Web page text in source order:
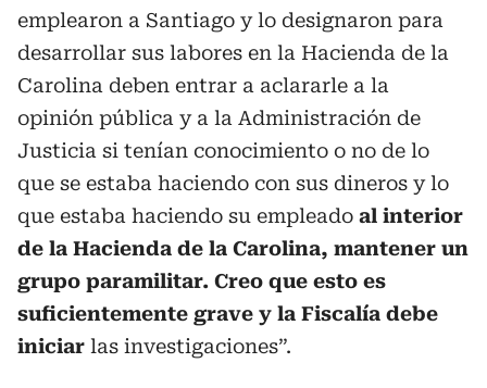
emplearon a Santiago y lo designaron para
desarrollar sus labores en la Hacienda de la
Carolina deben entrar a aclararle a la
opinión pública y a la Administración de
Justicia si tenían conocimiento o no de lo
que se estaba haciendo con sus dineros y lo
que estaba haciendo su empleado al interior
de la Hacienda de la Carolina, mantener un
grupo paramilitar. Creo que esto es
suficientemente grave y la Fiscalía debe
iniciar las investigaciones”.